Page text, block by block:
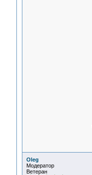
Oleg
Модератор
Ветеран